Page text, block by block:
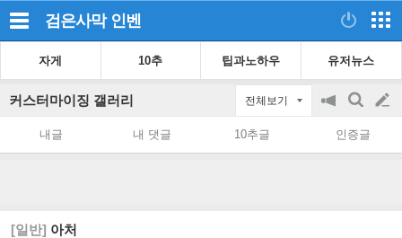
검은사막 인벤
자게 10추 팁과노하우 유저뉴스
커스터마이징 갤러리 전체보기
공
on/off
검
색
글
쓰
내글 내 댓글 10추글 인증글
[일반] 아처